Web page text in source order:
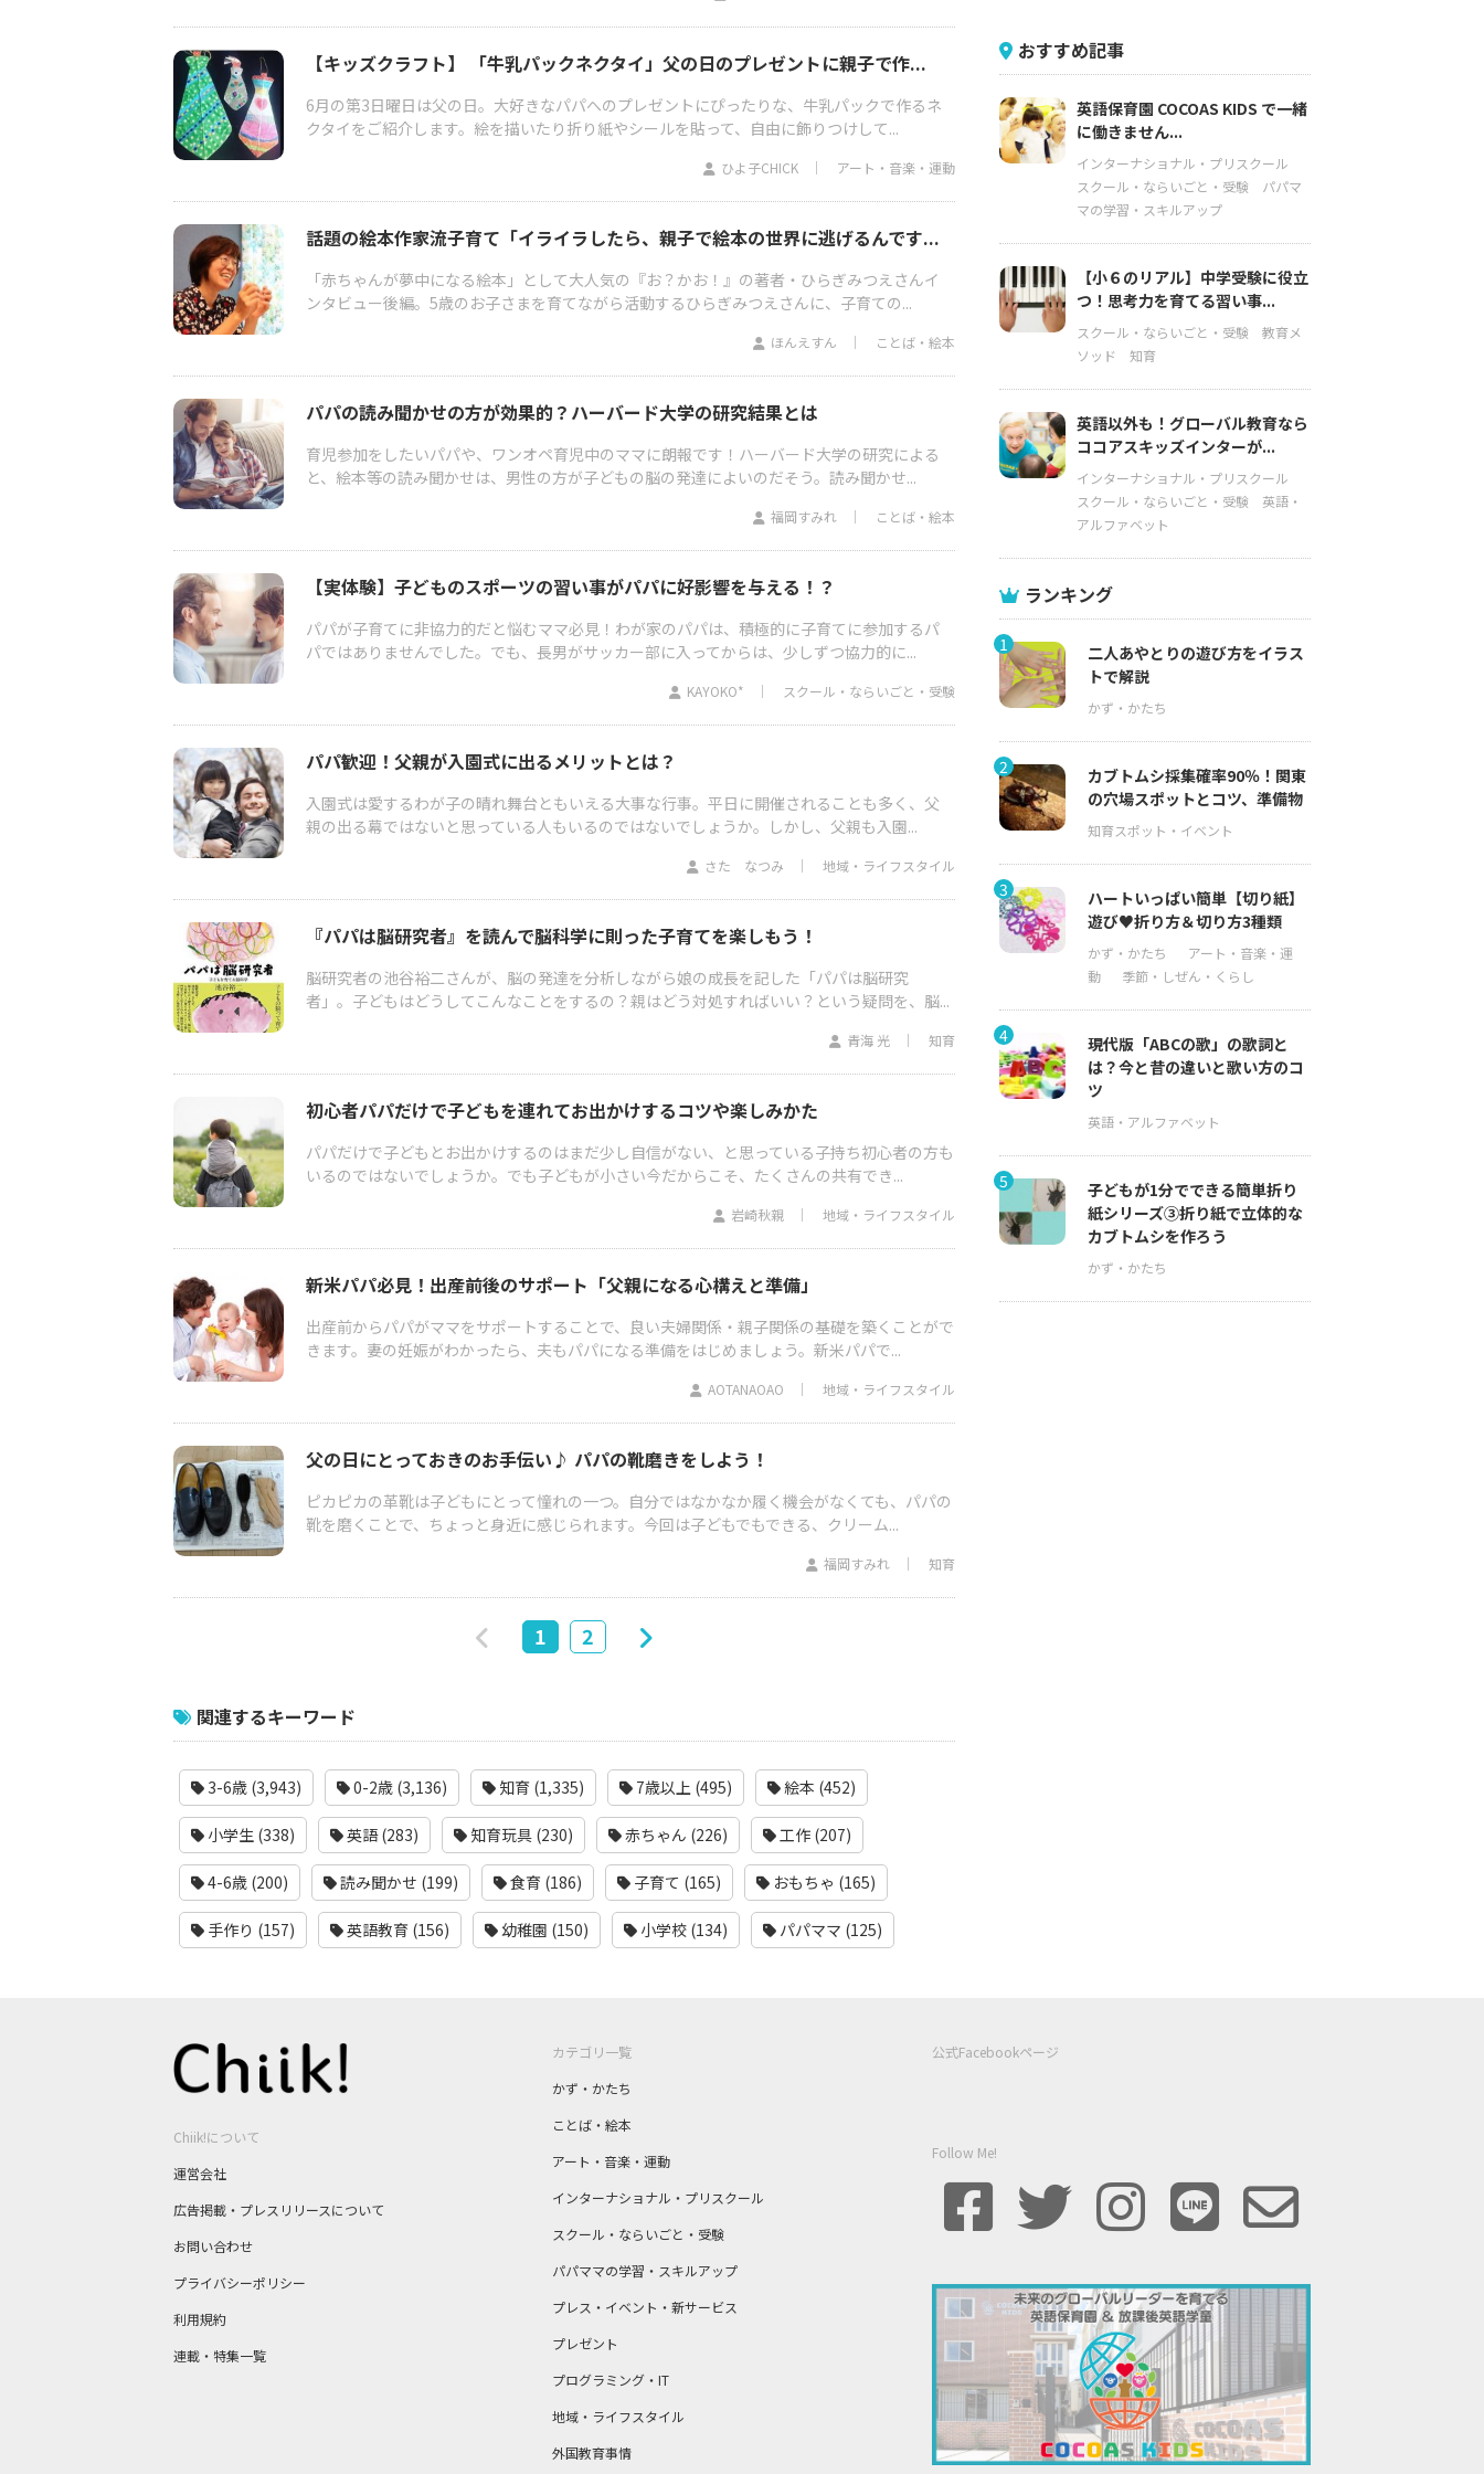
【キッズクラフト】 「牛乳パックネクタイ」父の日のプレゼントに親子で作...
6月の第3日曜日は父の日。大好きなパパへのプレゼントにぴったりな、牛乳パックで作るネ
クタイをご紹介します。絵を描いたり折り紙やシールを貼って、自由に飾りつけして...
ひよ子CHICK アート・音楽・運動
話題の絵本作家流子育て「イライラしたら、親子で絵本の世界に逃げるんです...
「赤ちゃんが夢中になる絵本」として大人気の『お？かお！』の著者・ひらぎみつえさんイ
ンタビュー後編。5歳のお子さまを育てながら活動するひらぎみつえさんに、子育ての...
ほんえすん ことば・絵本
パパの読み聞かせの方が効果的？ハーバード大学の研究結果とは
育児参加をしたいパパや、ワンオペ育児中のママに朗報です！ハーバード大学の研究による
と、絵本等の読み聞かせは、男性の方が子どもの脳の発達によいのだそう。読み聞かせ...
福岡すみれ ことば・絵本
【実体験】子どものスポーツの習い事がパパに好影響を与える！？
パパが子育てに非協力的だと悩むママ必見！わが家のパパは、積極的に子育てに参加するパ
パではありませんでした。でも、長男がサッカー部に入ってからは、少しずつ協力的に...
KAYOKO* スクール・ならいごと・受験
パパ歓迎！父親が入園式に出るメリットとは？
入園式は愛するわが子の晴れ舞台ともいえる大事な行事。平日に開催されることも多く、父
親の出る幕ではないと思っている人もいるのではないでしょうか。しかし、父親も入園...
さた なつみ 地域・ライフスタイル
『パパは脳研究者』を読んで脳科学に則った子育てを楽しもう！
脳研究者の池谷裕二さんが、脳の発達を分析しながら娘の成長を記した「パパは脳研究
者」。子どもはどうしてこんなことをするの？親はどう対処すればいい？という疑問を、脳...
青海 光 知育
初心者パパだけで子どもを連れてお出かけするコツや楽しみかた
パパだけで子どもとお出かけするのはまだ少し自信がない、と思っている子持ち初心者の方も
いるのではないでしょうか。でも子どもが小さい今だからこそ、たくさんの共有でき...
岩崎秋親 地域・ライフスタイル
新米パパ必見！出産前後のサポート「父親になる心構えと準備」
出産前からパパがママをサポートすることで、良い夫婦関係・親子関係の基礎を築くことがで
きます。妻の妊娠がわかったら、夫もパパになる準備をはじめましょう。新米パパで...
AOTANAOAO 地域・ライフスタイル
父の日にとっておきのお手伝い♪ パパの靴磨きをしよう！
ピカピカの革靴は子どもにとって憧れの一つ。自分ではなかなか履く機会がなくても、パパの
靴を磨くことで、ちょっと身近に感じられます。今回は子どもでもできる、クリーム...
福岡すみれ 知育
1 2
関連するキーワード
3-6歳 (3,943) 0-2歳 (3,136) 知育 (1,335) 7歳以上 (495) 絵本 (452)
小学生 (338) 英語 (283) 知育玩具 (230) 赤ちゃん (226) 工作 (207)
4-6歳 (200) 読み聞かせ (199) 食育 (186) 子育て (165) おもちゃ (165)
手作り (157) 英語教育 (156) 幼稚園 (150) 小学校 (134) パパママ (125)
おすすめ記事
英語保育園 COCOAS KIDS で一緒
に働きません...
インターナショナル・プリスクール
スクール・ならいごと・受験
パパマ
マの学習・スキルアップ
【小６のリアル】中学受験に役立
つ！思考力を育てる習い事...
スクール・ならいごと・受験
教育メ
ソッド
知育
英語以外も！グローバル教育なら
ココアスキッズインターが...
インターナショナル・プリスクール
スクール・ならいごと・受験
英語・
アルファベット
ランキング
1
二人あやとりの遊び方をイラス
トで解説
2
カブトムシ採集確率90％！関東
の穴場スポットとコツ、準備物
3
ハートいっぱい簡単【切り紙】
遊び♥折り方＆切り方3種類
4
現代版「ABCの歌」の歌詞と
は？今と昔の違いと歌い方のコ
ツ
5
子どもが1分でできる簡単折り
紙シリーズ③折り紙で立体的な
カブトムシを作ろう
Chiik!について
運営会社
広告掲載・プレスリリースについて
お問い合わせ
プライバシーポリシー
利用規約
連載・特集一覧
カテゴリ一覧
かず・かたち
ことば・絵本
アート・音楽・運動
インターナショナル・プリスクール
スクール・ならいごと・受験
パパママの学習・スキルアップ
プレス・イベント・新サービス
プレゼント
プログラミング・IT
地域・ライフスタイル
外国教育事情
公式Facebookページ
Follow Me!